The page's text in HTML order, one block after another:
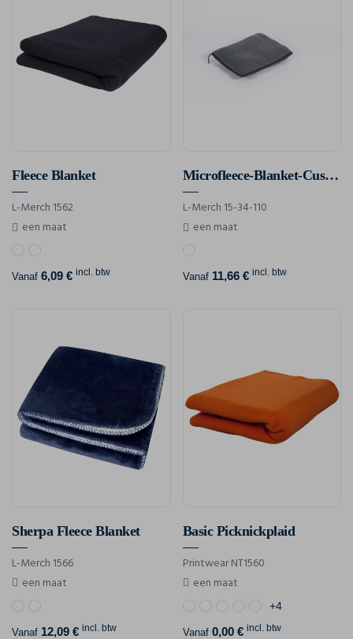
Fleece Blanket
L-Merch 1562
een maat
Vanaf 6,09 € incl. btw
Microfleece-Blanket-Cushion-Set Recycled
L-Merch 15-34-110
een maat
Vanaf 11,66 € incl. btw
Sherpa Fleece Blanket
L-Merch 1566
een maat
Vanaf 12,09 € incl. btw
Basic Picknickplaid
Printwear NT1560
een maat
+4
Vanaf 0,00 € incl. btw